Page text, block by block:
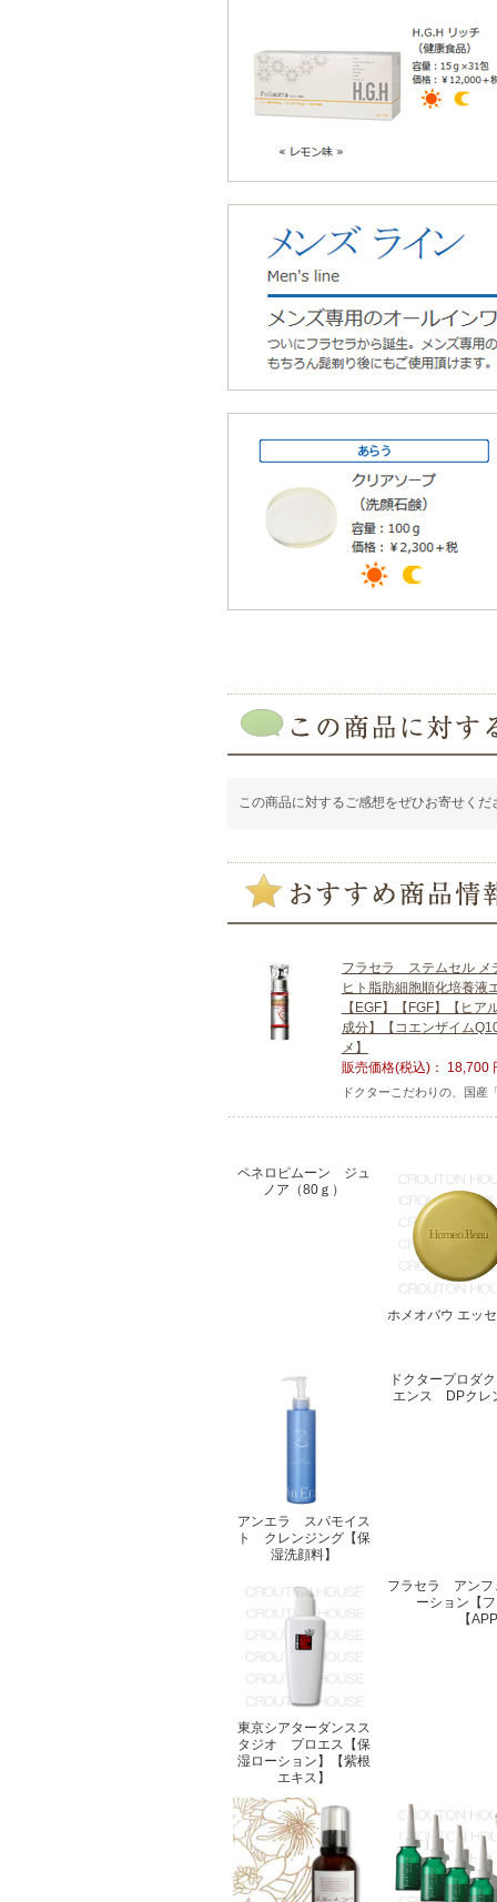
この商品に対するご感想をぜひお寄せくだ
フラセラ ステムセル メ
ヒト脂肪細胞順化培養液
【EGF】【FGF】【ヒ
成分】【コエンザイム
メ】
販売価格(税込)： 18,700
ドクターこだわりの、国産
ペネロピムーン ジュ
ノア（80ｇ）
ホメオバウ エッ
アンエラ スパモイス
ト クレンジング【保
湿洗顔料】
ドクタープロダ
エンス DPクレ
東京シアターダンスス
タジオ プロエス【保
湿ローション】【紫根
エキス】
フラセラ アンフ
ーション【
【